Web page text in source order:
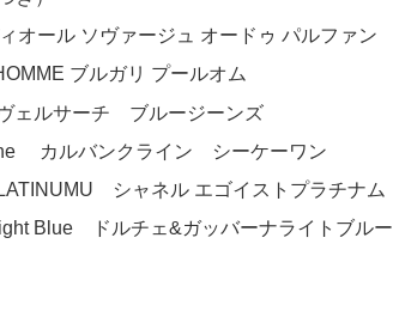
オール ソヴァージュ オードゥ パルファン
ブルガリ プールオム
ェルサーチ ブルージーンズ
カルバンクライン シーケーワン
シャネル エゴイストプラチナム
Blue ドルチェ&ガッバーナライトブルー